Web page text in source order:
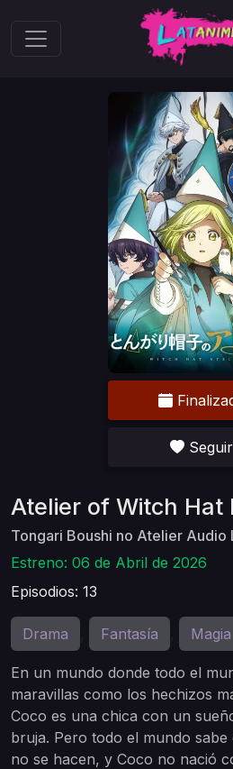
Seguir
Atelier of Witch Hat
Tongari Boushi no Atelier Audio
Estreno: 06 de Abril de 2026
Episodios: 13
Drama Fantasía Magia
En un mundo donde todo el
maravillas como los hechizos
Coco es una chica con un
bruja. Pero todo el mundo
no se hacen, y Coco no nació